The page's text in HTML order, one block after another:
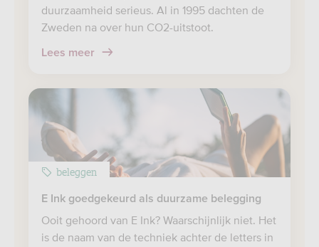
duurzaamheid serieus. Al in 1995 dachten de
Zweden na over hun CO2-uitstoot.
Lees meer
beleggen
E Ink goedgekeurd als duurzame belegging
Ooit gehoord van E Ink? Waarschijnlijk niet. Het
is de naam van de techniek achter de letters in